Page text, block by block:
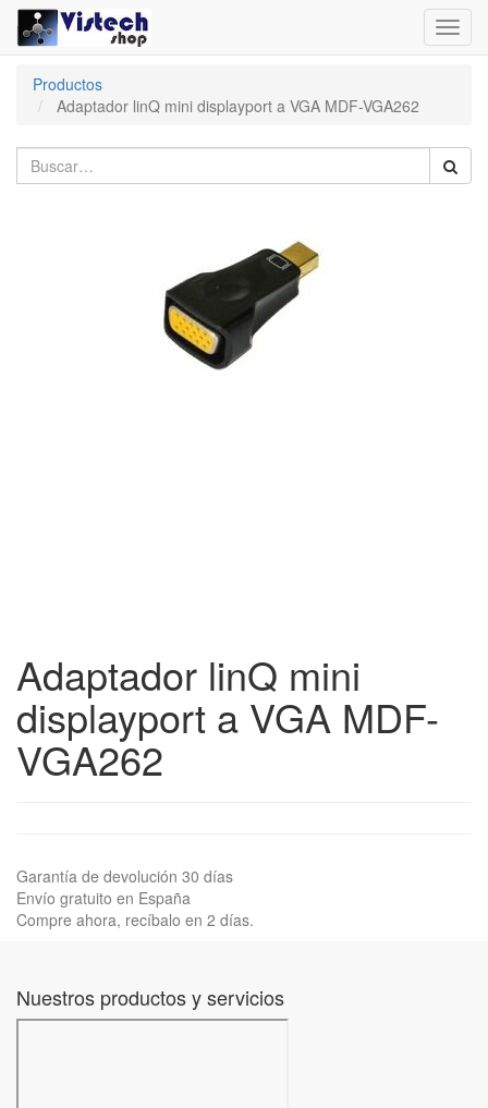
Productos
Adaptador linQ mini displayport a VGA MDF-VGA262
Adaptador linQ mini
displayport a VGA MDF-
VGA262
Garantía de devolución 30 días
Envío gratuito en España
Compre ahora, recíbalo en 2 días.
Nuestros productos y servicios